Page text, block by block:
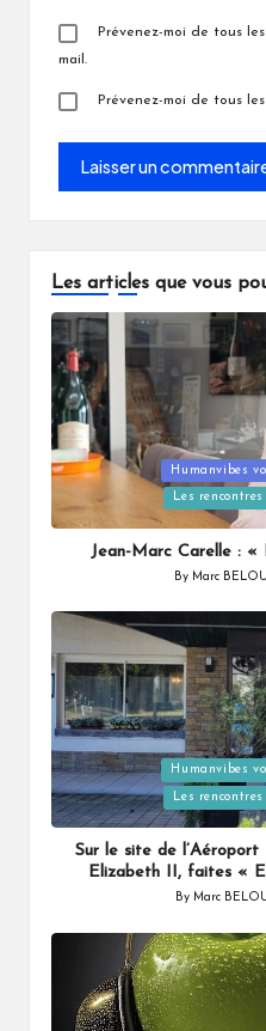
Prévenez-moi de tous
mail.
Prévenez-moi de tous
Les articles que vous
Posted
Humanvibes
Les
Jean-Marc Carelle : «
Posted
By Marc
Posted
in
Humanvibes
Les
Sur le site de
Elizabeth II, faites «
Posted
By Marc